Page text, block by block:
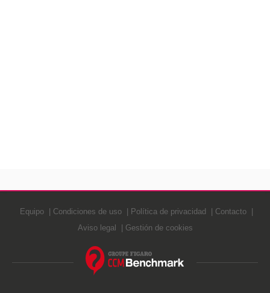
Equipo Condiciones de uso Política de privacidad
Contacto
Aviso legal
Gestión de cookies